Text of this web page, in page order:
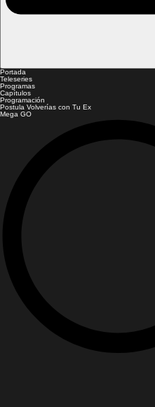
Portada
Teleseries
Programas
Capítulos
Programación
Postula Volverías con Tu Ex
Mega GO